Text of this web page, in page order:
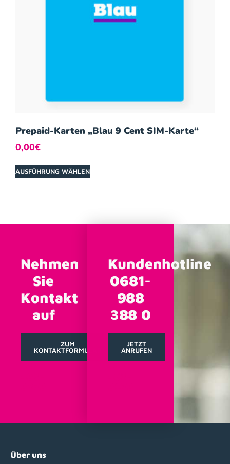
Prepaid-Karten „Blau 9 Cent SIM-Karte“
0,00€
AUSFÜHRUNG WÄHLEN
Nehmen
Sie
Kontakt
auf
ZUM
KONTAKTFORMULAR
Kundenhotline
0681-
988
388 0
JETZT
ANRUFEN
Über uns